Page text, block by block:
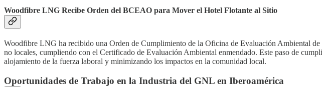
Woodfibre LNG Recibe Orden del BCEAO para Mover el Hotel Flotante al Sitio
Woodfibre LNG ha recibido una Orden de Cumplimiento de la Oficina de Evaluación Ambiental
no locales, cumpliendo con el Certificado de Evaluación Ambiental enmendado. Este paso de
alojamiento de la fuerza laboral y minimizando los impactos en la comunidad local.
Oportunidades de Trabajo en la Industria del GNL en Iberoamérica